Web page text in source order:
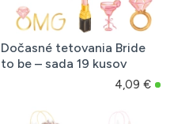
Dočasné tetovania Bride
to be – sada 19 kusov
4,09 €